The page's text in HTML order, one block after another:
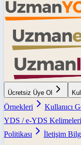
Ücretsiz Üye Ol
Örnekleri
Kullanıcı
YDS / e-YDS Kelimeleri
Politikası
İletişim